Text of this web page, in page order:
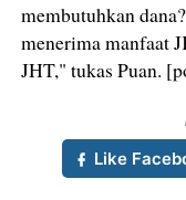
membutuhkan
menerima manfaat
JHT," tukas Puan.
Like